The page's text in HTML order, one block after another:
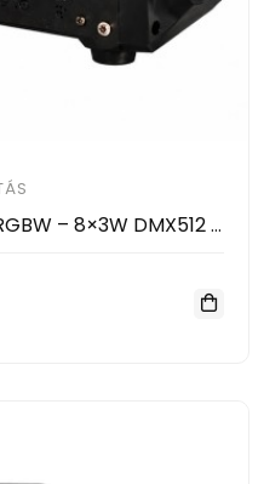
Spider LED Moving Head RGBW – 8×3W DMX512 Zenevezérelt LED Színpadi Fény HAYAMI KL25-120